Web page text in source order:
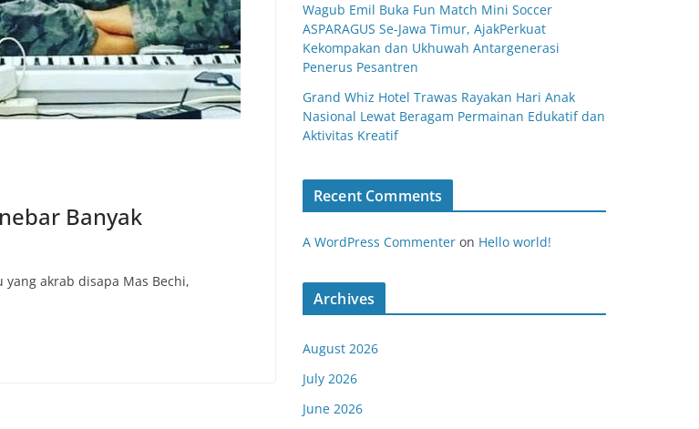
Banyak
yang akrab disapa Mas Bechi,
Wagub Emil Buka Fun Match Mini Soccer
ASPARAGUS Se-Jawa Timur, AjakPerkuat
Kekompakan dan Ukhuwah Antargenerasi
Penerus Pesantren
Grand Whiz Hotel Trawas Rayakan Hari Anak
Nasional Lewat Beragam Permainan Edukatif dan
Aktivitas Kreatif
Recent Comments
A WordPress Commenter on Hello world!
Archives
August 2026
July 2026
June 2026